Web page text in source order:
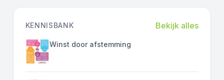
KENNISBANK Bekijk alles
Winst door afstemming